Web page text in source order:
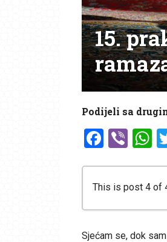
15.
Podijeli sa
This is post 4 of
15.
Sjećam se, dok